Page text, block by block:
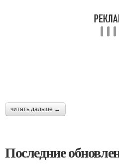
читать дальше →
Последние